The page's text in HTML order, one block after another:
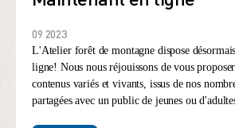
09 2023
L'Atelier forêt de montagne dispose
ligne! Nous nous réjouissons de vous
contenus variés et vivants, issus de nos
partagées avec un public de jeunes ou